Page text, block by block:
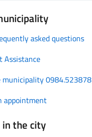
asked questions
Assistance
municipality 0984.523878
appointment
the city